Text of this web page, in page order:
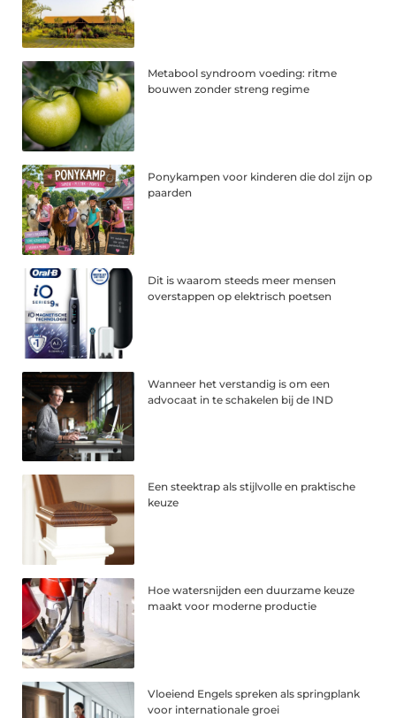
Metabool syndroom voeding: ritme
bouwen zonder streng regime
Ponykampen voor kinderen die dol zijn op
paarden
Dit is waarom steeds meer mensen
overstappen op elektrisch poetsen
Wanneer het verstandig is om een
advocaat in te schakelen bij de IND
Een steektrap als stijlvolle en praktische
keuze
Hoe watersnijden een duurzame keuze
maakt voor moderne productie
Vloeiend Engels spreken als springplank
voor internationale groei